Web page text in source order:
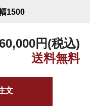
1500
円(税込)
文